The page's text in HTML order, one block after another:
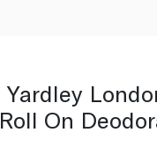
Yardley
Roll On